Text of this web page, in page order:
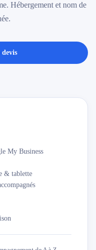
Hébergement et nom de
My Business
& tablette